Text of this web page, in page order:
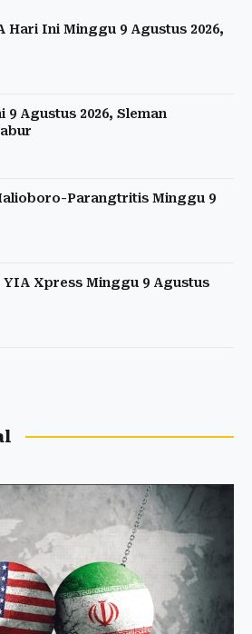
Hari Ini Minggu 9 Agustus 2026,
Agustus 2026, Sleman
Parangtritis Minggu 9
Xpress Minggu 9 Agustus